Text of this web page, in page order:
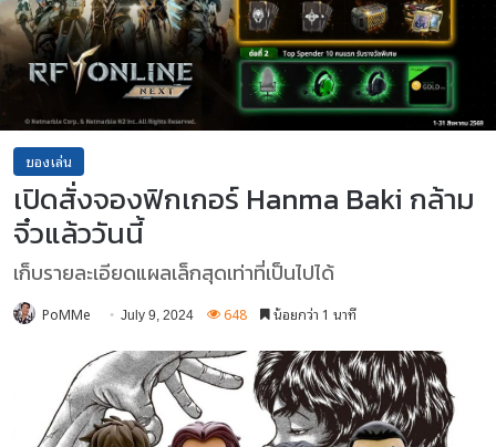
ของเล่น
เปิดสั่งจองฟิกเกอร์ Hanma Baki กล้าม
จิ๋วแล้ววันนี้
เก็บรายละเอียดแผลเล็กสุดเท่าที่เป็นไปได้
PoMMe July 9, 2024 648 น้อยกว่า 1 นาที